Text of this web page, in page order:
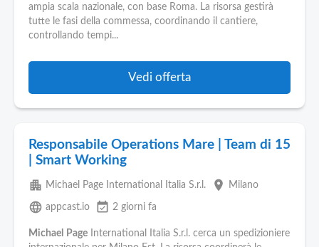
Offerte
ampia scala nazionale, con base Roma. La risorsa gestirà
tutte le fasi della commessa, coordinando il cantiere,
controllando tempi...
Vedi offerta
Responsabile Operations Mare | Team di 15
| Smart Working
apartment Michael Page International Italia S.r.l. place Milano
language appcast.io event_available 2 giorni fa
Michael Page International Italia S.r.l. cerca un spedizioniere